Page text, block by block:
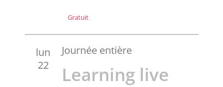
Gratuit
lun
22
Journée entière
Learning live